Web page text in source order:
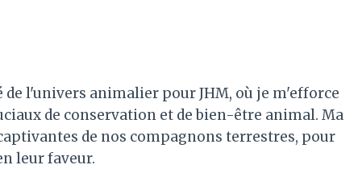
de l'univers animalier pour JHM, où je m'efforce
de conservation et de bien-être animal. Ma
de nos compagnons terrestres, pour
leur faveur.